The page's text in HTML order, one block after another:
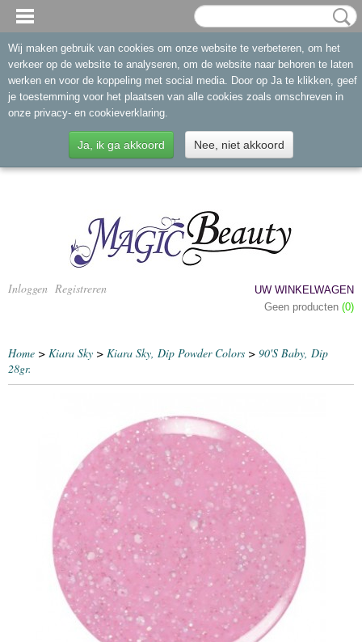
Inloggen Registreren
UW WINKELWAGEN
Geen producten (0)
Home > Kiara Sky > Kiara Sky, Dip Powder Colors > 90'S Baby, Dip
28gr.
Wij maken gebruik van cookies om onze website te verbeteren, om het
verkeer op de website te analyseren, om de website naar behoren te laten
werken en voor de koppeling met social media. Door op Ja te klikken, geef
je toestemming voor het plaatsen van alle cookies zoals omschreven in
onze privacy- en cookieverklaring.
Ja, ik ga akkoord Nee, niet akkoord